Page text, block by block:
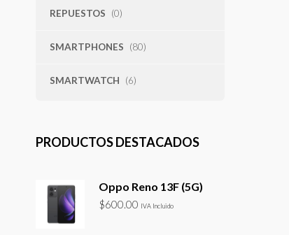
REPUESTOS (0)
SMARTPHONES (80)
SMARTWATCH (6)
PRODUCTOS DESTACADOS
Oppo Reno 13F (5G)
$600.00 IVA Incluido